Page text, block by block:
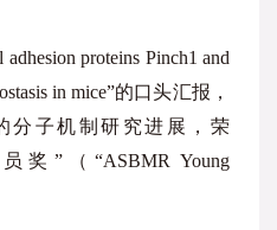
proteins Pinch1 and
in mice”的口头汇报，
分子机制研究进展，荣
奖”（“ASBMR Young